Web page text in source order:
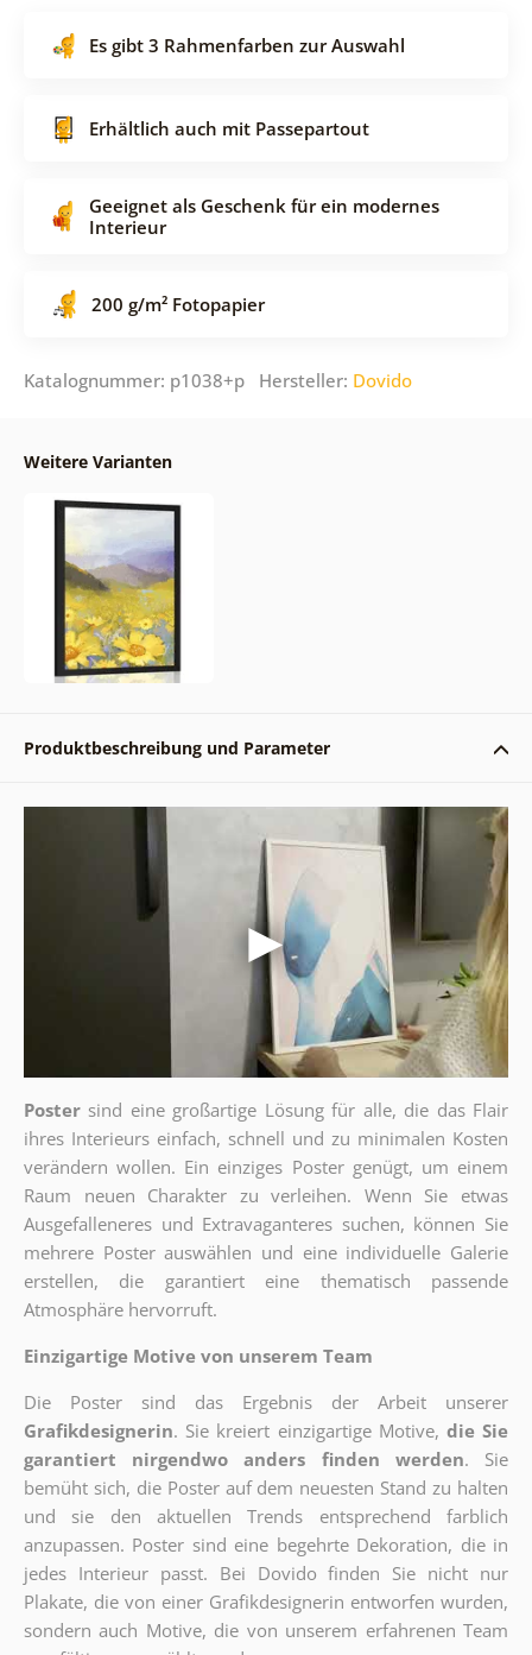
Es gibt 3 Rahmenfarben zur Auswahl
Erhältlich auch mit Passepartout
Geeignet als Geschenk für ein modernes
Interieur
200 g/m² Fotopapier
Katalognummer: p1038+p Hersteller: Dovido
Weitere Varianten
Produktbeschreibung und Parameter
Poster sind eine großartige Lösung für alle, die das Flair
ihres Interieurs einfach, schnell und zu minimalen Kosten
verändern wollen. Ein einziges Poster genügt, um einem
Raum neuen Charakter zu verleihen. Wenn Sie etwas
Ausgefalleneres und Extravaganteres suchen, können Sie
mehrere Poster auswählen und eine individuelle Galerie
erstellen, die garantiert eine thematisch passende
Atmosphäre hervorruft.
Einzigartige Motive von unserem Team
Die Poster sind das Ergebnis der Arbeit unserer
Grafikdesignerin. Sie kreiert einzigartige Motive, die Sie
garantiert nirgendwo anders finden werden. Sie
bemüht sich, die Poster auf dem neuesten Stand zu halten
und sie den aktuellen Trends entsprechend farblich
anzupassen. Poster sind eine begehrte Dekoration, die in
jedes Interieur passt. Bei Dovido finden Sie nicht nur
Plakate, die von einer Grafikdesignerin entworfen wurden,
sondern auch Motive, die von unserem erfahrenen Team